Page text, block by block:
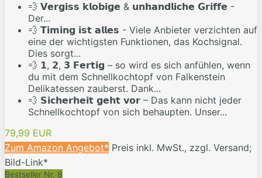
💨 𝗩𝗲𝗿𝗴𝗶𝘀𝘀 𝗸𝗹𝗼𝗯𝗶𝗴𝗲 & 𝘂𝗻𝗵𝗮𝗻𝗱𝗹𝗶𝗰𝗵𝗲 𝗚𝗿𝗶𝗳𝗳𝗲 -
Der...
💨 𝗧𝗶𝗺𝗶𝗻𝗴 𝗶𝘀𝘁 𝗮𝗹𝗹𝗲𝘀 - Viele Anbieter verzichten auf
eine der wichtigsten Funktionen, das Kochsignal.
Dies sorgt...
💨 𝟭, 𝟮, 𝟯 𝗙𝗲𝗿𝘁𝗶𝗴 – so wird es sich anfühlen, wenn
du mit dem Schnellkochtopf von Falkenstein
Delikatessen zauberst. Dank...
💨 𝗦𝗶𝗰𝗵𝗲𝗿𝗵𝗲𝗶𝘁 𝗴𝗲𝗵𝘁 𝘃𝗼𝗿 – Das kann nicht jeder
Schnellkochtopf von sich behaupten. Unser...
79,99 EUR
Zum Amazon Angebot* Preis inkl. MwSt., zzgl. Versand;
Bild-Link*
Bestseller Nr. 8